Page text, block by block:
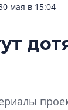
мая в 15:04